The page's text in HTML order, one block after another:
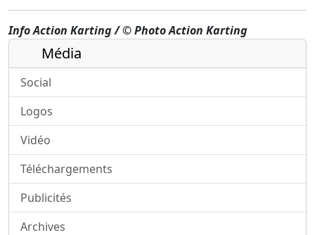
Info Action Karting / © Photo Action Karting
Média
Social
Logos
Vidéo
Téléchargements
Publicités
Archives